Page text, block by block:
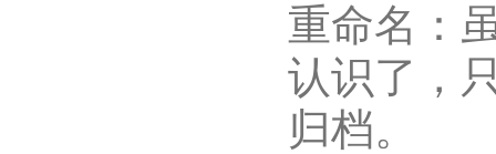
重命名：
认识了，
归档。